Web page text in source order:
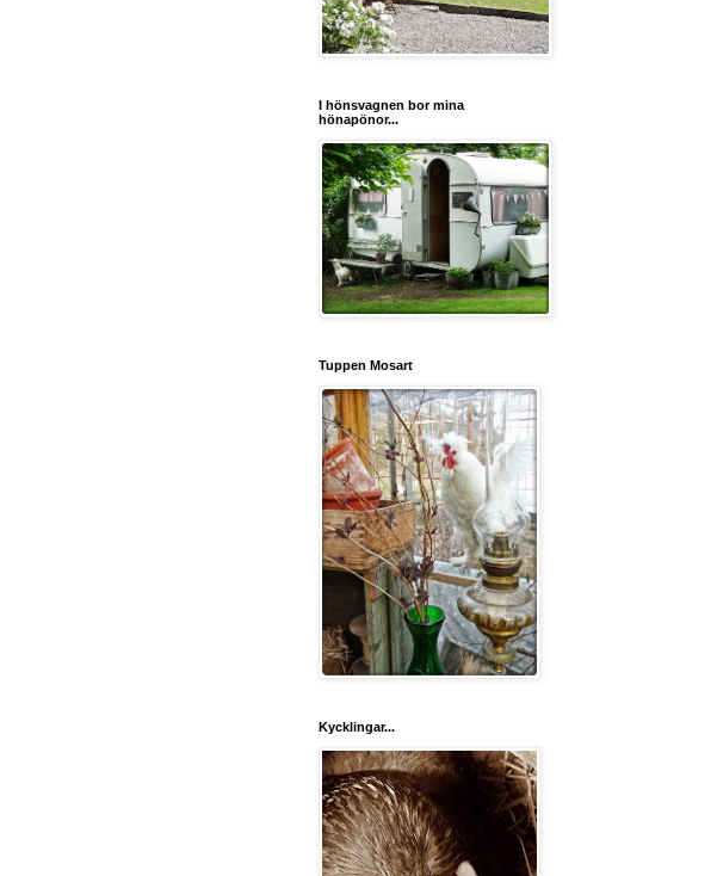
I hönsvagnen bor mina
hönapönor...
Tuppen Mosart
Kycklingar...